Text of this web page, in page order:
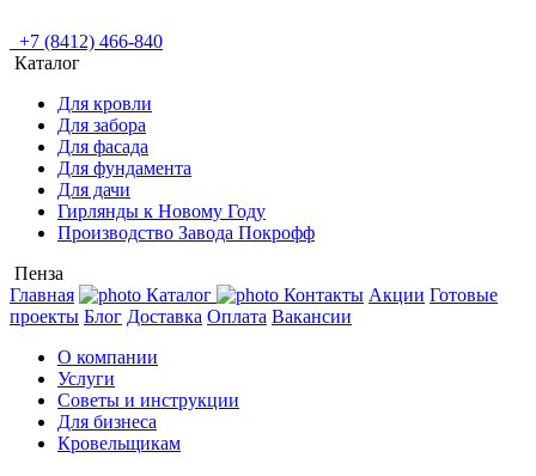
+7 (8412) 466-840
Каталог
Для кровли
Для забора
Для фасада
Для фундамента
Для дачи
Гирлянды к Новому Году
Производство Завода Покрофф
Пенза
Главная
Каталог Контакты Акции Готовые
проекты Блог Доставка Оплата Вакансии
О компании
Услуги
Советы и инструкции
Для бизнеса
Кровельщикам